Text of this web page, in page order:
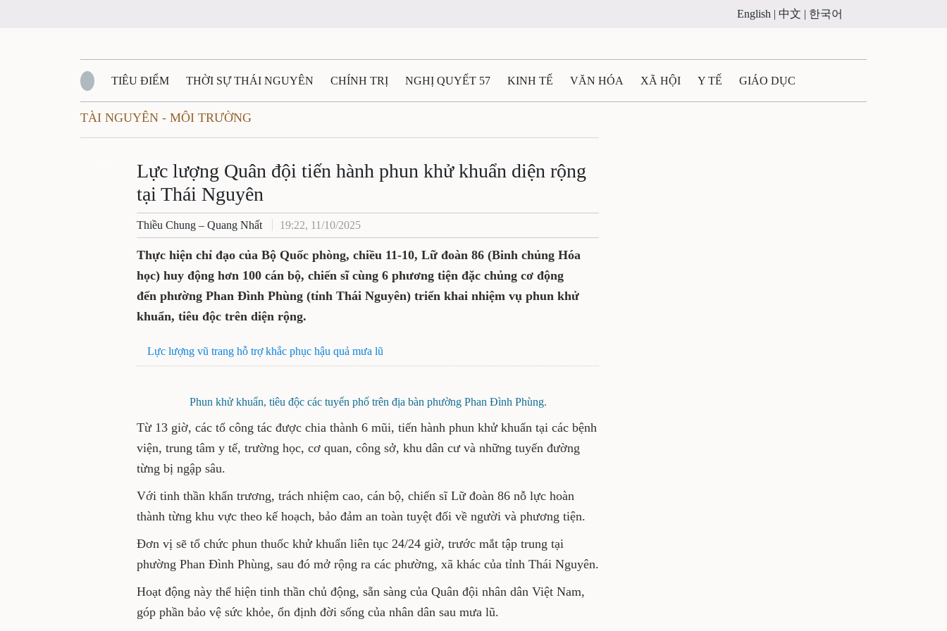
English | 中文 | 한국어
TIÊU ĐIỂM THỜI SỰ THÁI NGUYÊN CHÍNH TRỊ NGHỊ QUYẾT 57 KINH TẾ VĂN HÓA XÃ HỘI Y TẾ GIÁO DỤC
QUỐC PHÒNG - AN NINH BẠN ĐỌC
QUÊ HƯƠNG - ĐẤT NƯỚC QUỐC TẾ TÀI NGUYÊN - MÔI TRƯỜNG THỂ THAO THÔNG TIN - QUẢNG CÁO
VĂN BẢN, CHÍNH SÁCH MỚI
TÀI NGUYÊN - MÔI TRƯỜNG
Lực lượng Quân đội tiến hành phun khử khuẩn diện rộng
tại Thái Nguyên
Thiều Chung – Quang Nhất 19:22, 11/10/2025
Thực hiện chỉ đạo của Bộ Quốc phòng, chiều 11-10, Lữ đoàn 86 (Binh chủng Hóa
học) huy động hơn 100 cán bộ, chiến sĩ cùng 6 phương tiện đặc chủng cơ động
đến phường Phan Đình Phùng (tỉnh Thái Nguyên) triển khai nhiệm vụ phun khử
khuẩn, tiêu độc trên diện rộng.
Lực lượng vũ trang hỗ trợ khắc phục hậu quả mưa lũ
Phun khử khuẩn, tiêu độc các tuyến phố trên địa bàn phường Phan Đình Phùng.
Từ 13 giờ, các tổ công tác được chia thành 6 mũi, tiến hành phun khử khuẩn tại các bệnh
viện, trung tâm y tế, trường học, cơ quan, công sở, khu dân cư và những tuyến đường
từng bị ngập sâu.
Với tinh thần khẩn trương, trách nhiệm cao, cán bộ, chiến sĩ Lữ đoàn 86 nỗ lực hoàn
thành từng khu vực theo kế hoạch, bảo đảm an toàn tuyệt đối về người và phương tiện.
Đơn vị sẽ tổ chức phun thuốc khử khuẩn liên tục 24/24 giờ, trước mắt tập trung tại
phường Phan Đình Phùng, sau đó mở rộng ra các phường, xã khác của tỉnh Thái Nguyên.
Hoạt động này thể hiện tinh thần chủ động, sẵn sàng của Quân đội nhân dân Việt Nam,
góp phần bảo vệ sức khỏe, ổn định đời sống của nhân dân sau mưa lũ.